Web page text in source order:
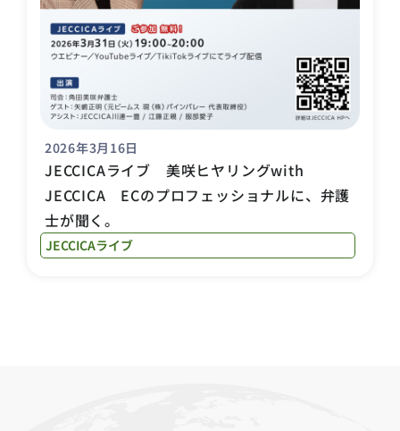
2026年3月16日
JECCICAライブ 美咲ヒヤリングwith
JECCICA ECのプロフェッショナルに、弁護
士が聞く。
JECCICAライブ